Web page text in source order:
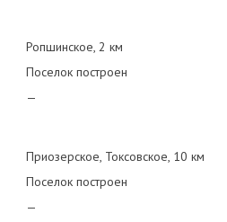
Ропшинское 2 км
Поселок построен
—
Приозерское Токсовское 10 км
Поселок построен
—